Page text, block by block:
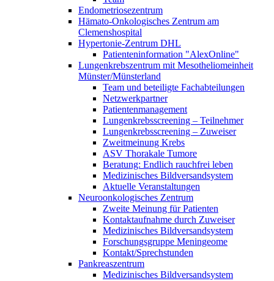
Endometriosezentrum
Hämato-Onkologisches Zentrum am
Clemenshospital
Hypertonie-Zentrum DHL
Patienteninformation "AlexOnline"
Lungenkrebszentrum mit Mesotheliomeinheit
Münster/Münsterland
Team und beteiligte Fachabteilungen
Netzwerkpartner
Patientenmanagement
Lungenkrebsscreening – Teilnehmer
Lungenkrebsscreening – Zuweiser
Zweitmeinung Krebs
ASV Thorakale Tumore
Beratung: Endlich rauchfrei leben
Medizinisches Bildversandsystem
Aktuelle Veranstaltungen
Neuroonkologisches Zentrum
Zweite Meinung für Patienten
Kontaktaufnahme durch Zuweiser
Medizinisches Bildversandsystem
Forschungsgruppe Meningeome
Kontakt/Sprechstunden
Pankreaszentrum
Medizinisches Bildversandsystem